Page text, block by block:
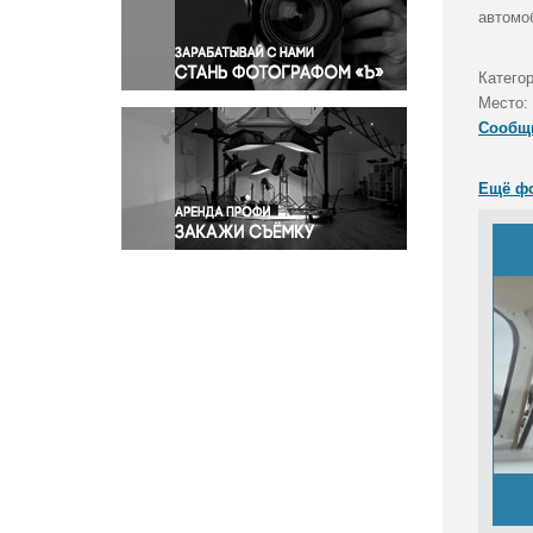
Правосудие
Происшествия и конфликты
Религия
Светская жизнь
Спорт
Экология
Экономика и бизнес
Место:
Ещё